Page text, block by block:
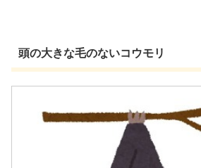
頭の大きな毛のないコウモリ